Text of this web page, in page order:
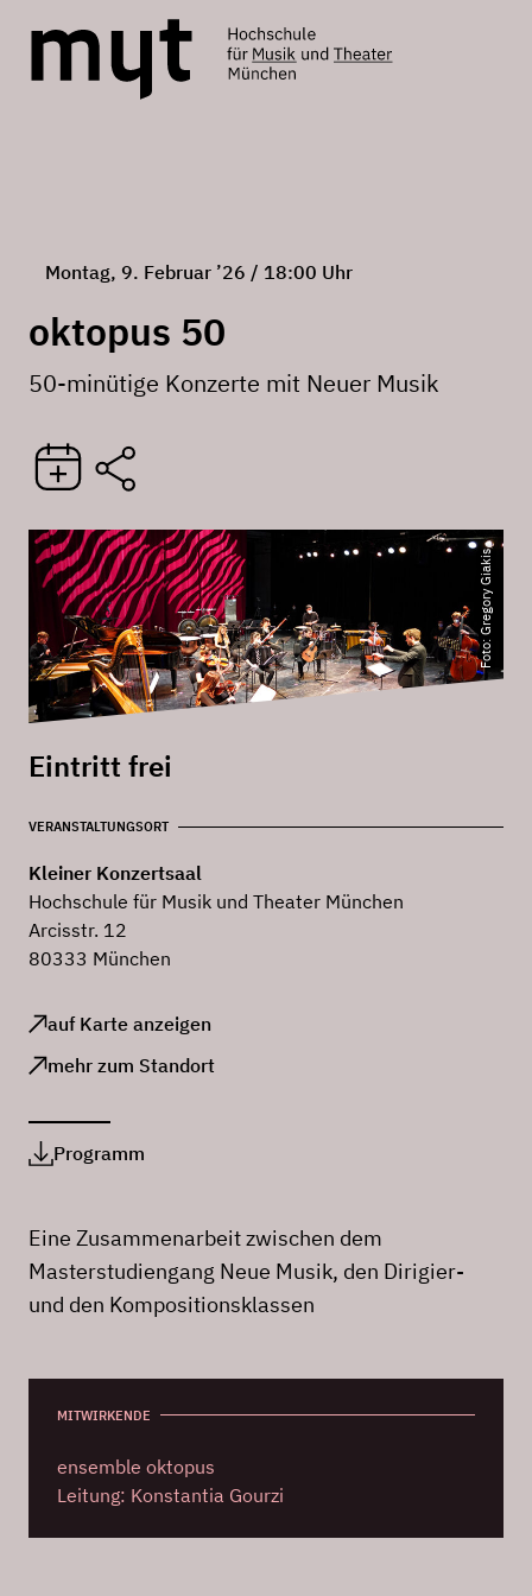
Montag, 9. Februar ’26 / 18:00 Uhr
oktopus 50
50-minütige Konzerte mit Neuer Musik
Foto: Gregory Giakis
Eintritt frei
VERANSTALTUNGSORT
Kleiner Konzertsaal
Hochschule für Musik und Theater München
Arcisstr. 12
80333 München
auf Karte anzeigen
mehr zum Standort
Programm
Eine Zusammenarbeit zwischen dem
Masterstudiengang Neue Musik, den Dirigier-
und den Kompositionsklassen
MITWIRKENDE
ensemble oktopus
Leitung: Konstantia Gourzi